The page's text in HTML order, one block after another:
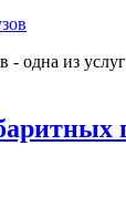
- одна из